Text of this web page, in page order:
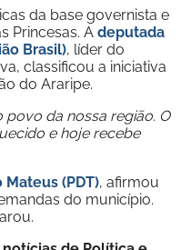
da base governista e
Princesas. A deputada
Brasil), líder do
classificou a iniciativa
do Araripe.
da nossa região. O
e hoje recebe
(PDT), afirmou
do município.